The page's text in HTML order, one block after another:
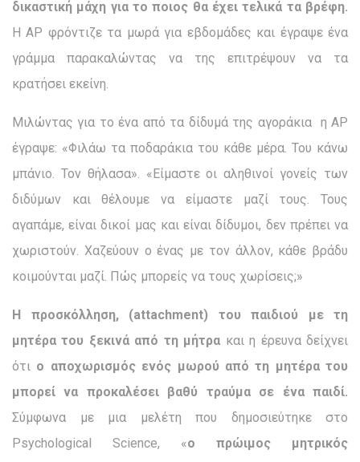
δικαστική μάχη για το ποιος θα έχει τελικά τα βρέφη.
Η AP φρόντιζε τα μωρά για εβδομάδες και έγραψε ένα
γράμμα παρακαλώντας να της επιτρέψουν να τα
κρατήσει εκείνη.
Μιλώντας για το ένα από τα δίδυμά της αγοράκια η ΑΡ
έγραψε: «Φιλάω τα ποδαράκια του κάθε μέρα. Του κάνω
μπάνιο. Τον θήλασα». «Είμαστε οι αληθινοί γονείς των
διδύμων και θέλουμε να είμαστε μαζί τους. Τους
αγαπάμε, είναι δικοί μας και είναι δίδυμοι, δεν πρέπει να
χωριστούν. Χαζεύουν ο ένας με τον άλλον, κάθε βράδυ
κοιμούνται μαζί. Πώς μπορείς να τους χωρίσεις;»
Η προσκόλληση, (attachment) του παιδιού με τη
μητέρα του ξεκινά από τη μήτρα και η έρευνα δείχνει
ότι ο αποχωρισμός ενός μωρού από τη μητέρα του
μπορεί να προκαλέσει βαθύ τραύμα σε ένα παιδί.
Σύμφωνα με μια μελέτη που δημοσιεύτηκε στο
Psychological Science, «ο πρώιμος μητρικός